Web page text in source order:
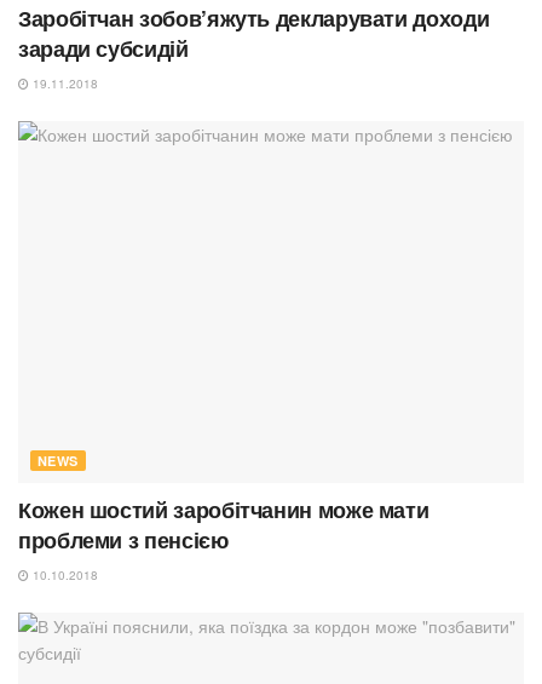
Заробітчан зобов’яжуть декларувати доходи
заради субсидій
19.11.2018
NEWS
Кожен шостий заробітчанин може мати
проблеми з пенсією
10.10.2018